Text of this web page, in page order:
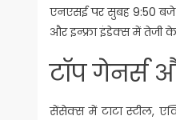
एनएसई पर सुबह 9:50 बजे
और इन्फ्रा इंडेक्स में तेजी
टॉप गेनर्स
सेंसेक्स में टाटा स्टील,